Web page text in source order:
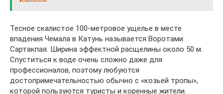
Тесное скалистое 100-метровое ущелье в месте
впадения Чемала в Катунь называется Воротами
Сартакпая. Ширина эффектной расщелины около 50 м.
Спуститься к воде очень сложно даже для
профессионалов, поэтому любуются
достопримечательностью обычно с «козьей тропы»,
которой пользуются туристы и коренные жители.